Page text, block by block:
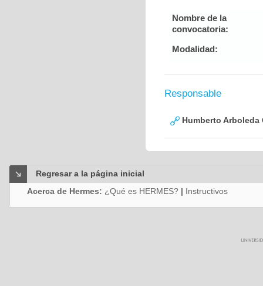
Nombre de la
convocatoria:
Modalidad:
Responsable
Humberto Arboleda
Regresar a la página inicial
Acerca de Hermes: ¿Qué es HERMES? | Instructivos